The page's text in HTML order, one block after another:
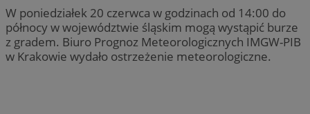
W poniedziałek 20 czerwca w godzinach od 14:00 do
północy w województwie śląskim mogą wystąpić burze
z gradem. Biuro Prognoz Meteorologicznych IMGW-PIB
w Krakowie wydało ostrzeżenie meteorologiczne.